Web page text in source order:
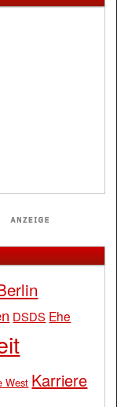
DSDS Ehe
West Karriere